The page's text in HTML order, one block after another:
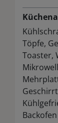
Töpfe,
Toaster,
Backofen